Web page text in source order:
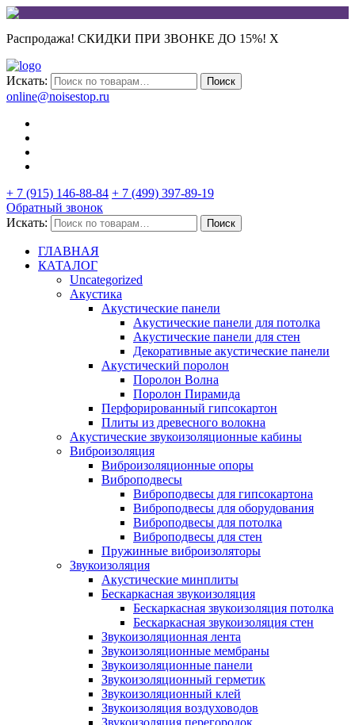
Распродажа! СКИДКИ ПРИ ЗВОНКЕ ДО 15%! X
Искать: Поиск
online@noisestop.ru
+ 7 (915) 146-88-84 + 7 (499) 397-89-19
Обратный звонок
Искать:
Поиск
ГЛАВНАЯ
КАТАЛОГ
Uncategorized
Акустика
Акустические панели
Акустические панели для потолка
Акустические панели для стен
Декоративные акустические панели
Акустический поролон
Поролон Волна
Поролон Пирамида
Перфорированный гипсокартон
Плиты из древесного волокна
Акустические звукоизоляционные кабины
Виброизоляция
Виброизоляционные опоры
Виброподвесы
Виброподвесы для гипсокартона
Виброподвесы для оборудования
Виброподвесы для потолка
Виброподвесы для стен
Пружинные виброизоляторы
Звукоизоляция
Акустические минплиты
Бескаркасная звукоизоляция
Бескаркасная звукоизоляция потолка
Бескаркасная звукоизоляция стен
Звукоизоляционная лента
Звукоизоляционные мембраны
Звукоизоляционные панели
Звукоизоляционный герметик
Звукоизоляционный клей
Звукоизоляция воздуховодов
Звукоизоляция перегородок